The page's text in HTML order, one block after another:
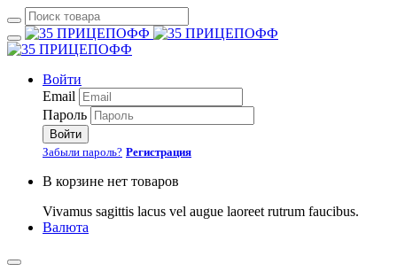
Войти
Email
Пароль
Войти
Забыли пароль? Регистрация
В корзине нет товаров
Vivamus sagittis lacus vel augue laoreet rutrum faucibus.
Валюта